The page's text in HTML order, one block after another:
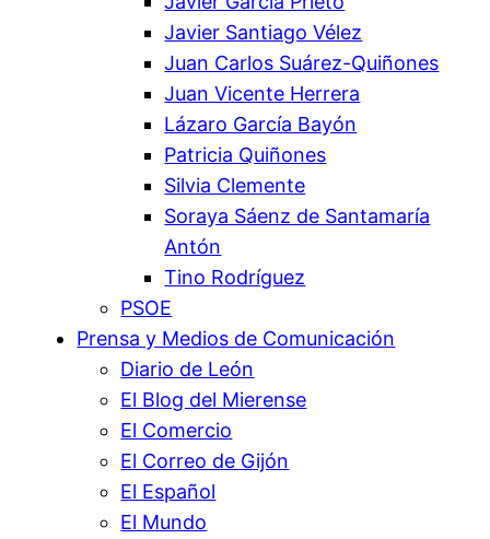
Javier Santiago Vélez
Juan Carlos Suárez-Quiñones
Juan Vicente Herrera
Lázaro García Bayón
Patricia Quiñones
Silvia Clemente
Soraya Sáenz de Santamaría
Antón
Tino Rodríguez
PSOE
Prensa y Medios de Comunicación
Diario de León
El Blog del Mierense
El Comercio
El Correo de Gijón
El Español
El Mundo